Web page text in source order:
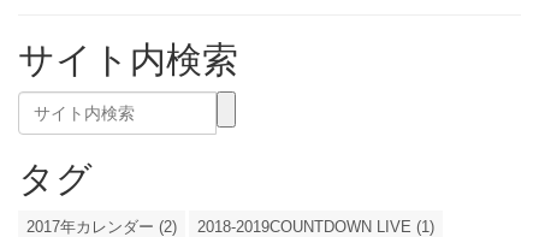
サイト内検索
タグ
2017年カレンダー (2) 2018-2019COUNTDOWN LIVE (1)